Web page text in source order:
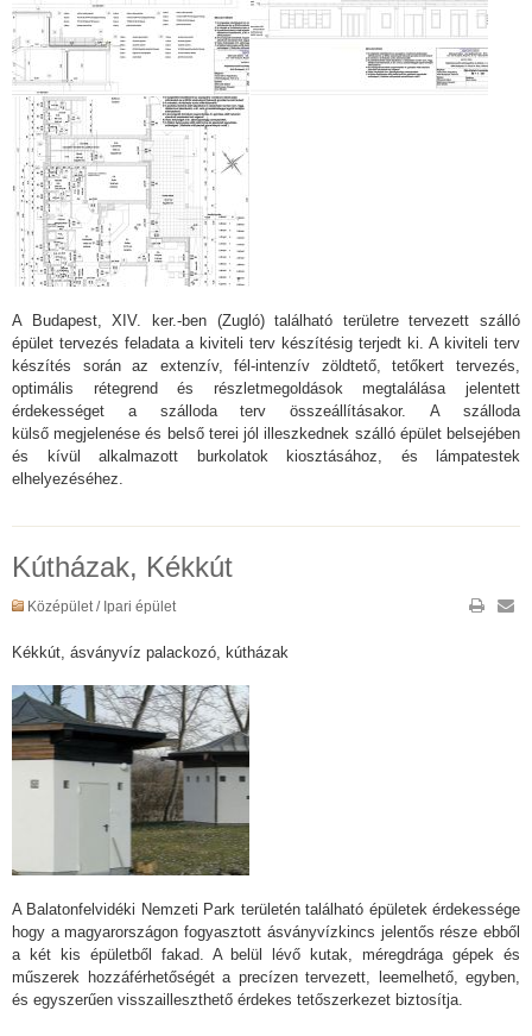
A Budapest, XIV. ker.-ben (Zugló) található területre tervezett szálló
épület tervezés feladata a kiviteli terv készítésig terjedt ki. A kiviteli terv
készítés során az extenzív, fél-intenzív zöldtető, tetőkert tervezés,
optimális rétegrend és részletmegoldások megtalálása jelentett
érdekességet a szálloda terv összeállításakor. A szálloda
külső megjelenése és belső terei jól illeszkednek szálló épület belsejében
és kívül alkalmazott burkolatok kiosztásához, és lámpatestek
elhelyezéséhez.
Kútházak, Kékkút
Középület / Ipari épület
Kékkút, ásványvíz palackozó, kútházak
A Balatonfelvidéki Nemzeti Park területén található épületek érdekessége
hogy a magyarországon fogyasztott ásványvízkincs jelentős része ebből
a két kis épületből fakad. A belül lévő kutak, méregdrága gépek és
műszerek hozzáférhetőségét a precízen tervezett, leemelhető, egyben,
és egyszerűen visszailleszthető érdekes tetőszerkezet biztosítja.